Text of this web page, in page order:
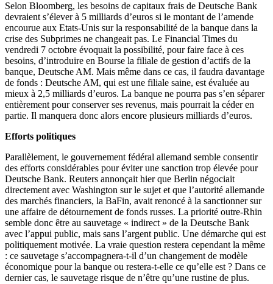
Selon Bloomberg, les besoins de capitaux frais de Deutsche Bank
devraient s’élever à 5 milliards d’euros si le montant de l’amende
encourue aux Etats-Unis sur la responsabilité de la banque dans la
crise des Subprimes ne changeait pas. Le Financial Times du
vendredi 7 octobre évoquait la possibilité, pour faire face à ces
besoins, d’introduire en Bourse la filiale de gestion d’actifs de la
banque, Deutsche AM. Mais même dans ce cas, il faudra davantage
de fonds : Deutsche AM, qui est une filiale saine, est évaluée au
mieux à 2,5 milliards d’euros. La banque ne pourra pas s’en séparer
entièrement pour conserver ses revenus, mais pourrait la céder en
partie. Il manquera donc alors encore plusieurs milliards d’euros.
Efforts politiques
Parallèlement, le gouvernement fédéral allemand semble consentir
des efforts considérables pour éviter une sanction trop élevée pour
Deutsche Bank. Reuters annonçait hier que Berlin négociait
directement avec Washington sur le sujet et que l’autorité allemande
des marchés financiers, la BaFin, avait renoncé à la sanctionner sur
une affaire de détournement de fonds russes. La priorité outre-Rhin
semble donc être au sauvetage « indirect » de la Deutsche Bank
avec l’appui public, mais sans l’argent public. Une démarche qui est
politiquement motivée. La vraie question restera cependant la même
: ce sauvetage s’accompagnera-t-il d’un changement de modèle
économique pour la banque ou restera-t-elle ce qu’elle est ? Dans ce
dernier cas, le sauvetage risque de n’être qu’une rustine de plus.